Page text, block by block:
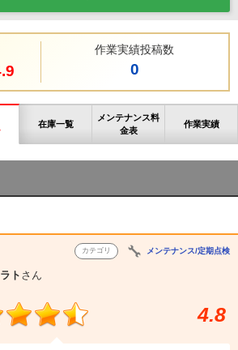
作業実績投稿数
0
在庫一覧
メンテナンス料
金表
作業実績
カテゴリ メンテナンス/定期点検
ト さん
4.8